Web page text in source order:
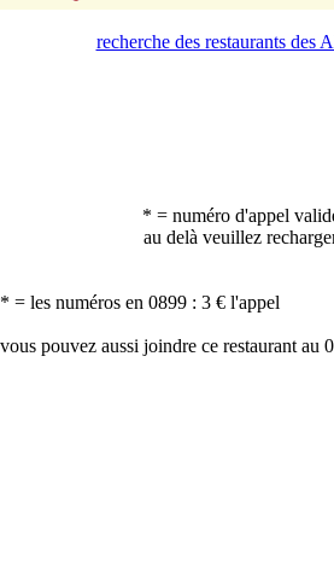
recherche des restaurants des
* = numéro d'appel
au delà veuillez
* = les numéros en 0899 : 3 € l'appel
vous pouvez aussi joindre ce restaurant au